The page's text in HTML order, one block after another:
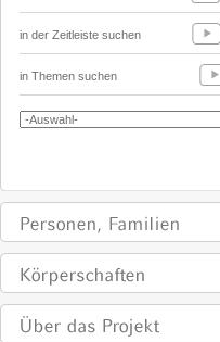
in der Zeitleiste suchen
in Themen suchen